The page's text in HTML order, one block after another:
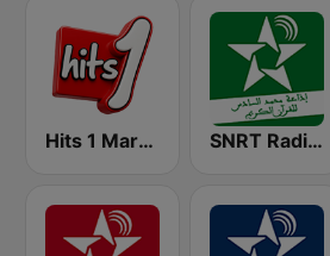
Hits 1 Maroc SNRT Radio Idaat Mohammed Assadiss (السادسة)